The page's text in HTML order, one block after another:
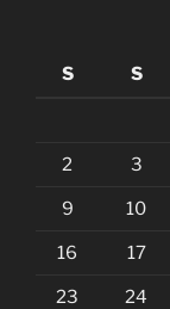
S
S
2 3
9 10
16 17
23 24